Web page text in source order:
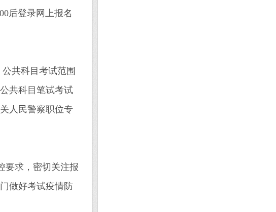
后登录网上报名
共科目考试范围
共科目笔试考试
人民警察职位专
求，密切关注报
做好考试疫情防